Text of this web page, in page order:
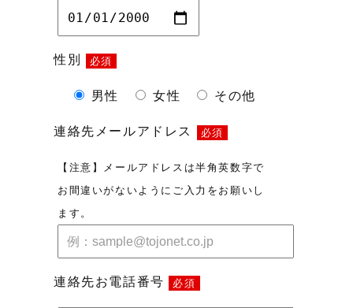
性別 必須
男性 女性 その他
連絡先メールアドレス 必須
【注意】メールアドレスは半角英数字で
お間違いがないようにご入力をお願いし
ます。
連絡先お電話番号 必須